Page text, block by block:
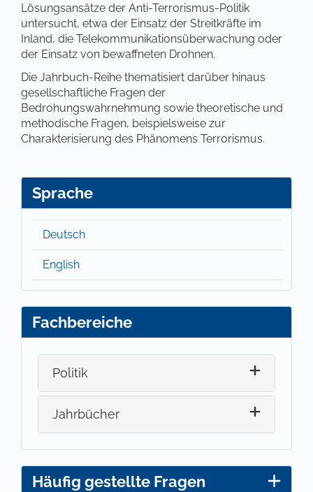
Lösungsansätze der Anti-Terrorismus-Politik
untersucht, etwa der Einsatz der Streitkräfte im
Inland, die Telekommunikationsüberwachung oder
der Einsatz von bewaffneten Drohnen.
Die Jahrbuch-Reihe thematisiert darüber hinaus
gesellschaftliche Fragen der
Bedrohungswahrnehmung sowie theoretische und
methodische Fragen, beispielsweise zur
Charakterisierung des Phänomens Terrorismus.
Sprache
Deutsch
English
Fachbereiche
Politik
Jahrbücher
Häufig gestellte Fragen